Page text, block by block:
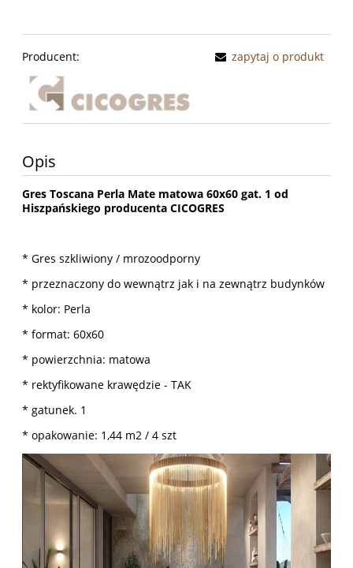
Producent: zapytaj o produkt
Opis
Gres Toscana Perla Mate matowa 60x60 gat. 1 od
Hiszpańskiego producenta CICOGRES
* Gres szkliwiony / mrozoodporny
* przeznaczony do wewnątrz jak i na zewnątrz budynków
* kolor: Perla
* format: 60x60
* powierzchnia: matowa
* rektyfikowane krawędzie - TAK
* gatunek. 1
* opakowanie: 1,44 m2 / 4 szt